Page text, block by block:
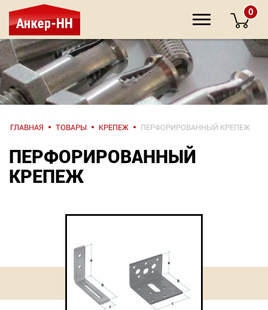
НАПИШИТЕ
О компании
Новинки
Документация
0
ГЛАВНАЯ ТОВАРЫ КРЕПЕЖ ПЕРФОРИРОВАННЫЙ КРЕПЕЖ
ПЕРФОРИРОВАННЫЙ
КРЕПЕЖ